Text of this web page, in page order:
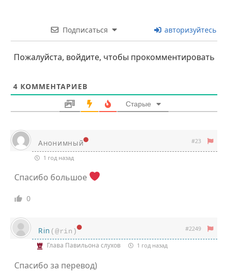
Подписаться авторизуйтесь
Пожалуйста, войдите, чтобы прокомментировать
4 КОММЕНТАРИЕВ
Старые
Анонимный #23
1 год назад
Спасибо большое
0
Rin (@rin) #2249
Глава Павильона слухов 1 год назад
Спасибо за перевод)